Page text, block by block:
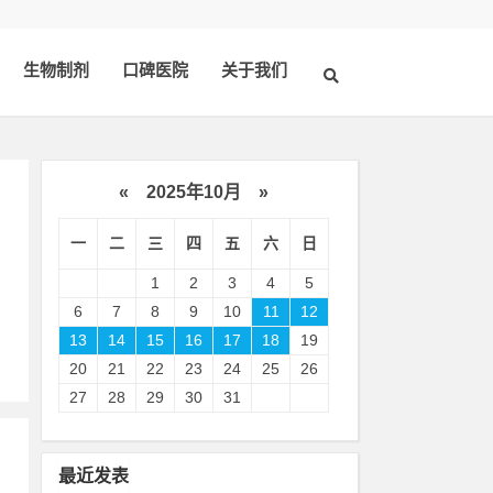
生物制剂 口碑医院 关于我们
« 2025年10月 »
一 二 三 四 五 六 日
1 2 3 4
5
6
7 8 9 10 11
12
13
14 15 16 17 18
19
20
21 22 23 24 25
26
27
28 29 30 31
最近发表